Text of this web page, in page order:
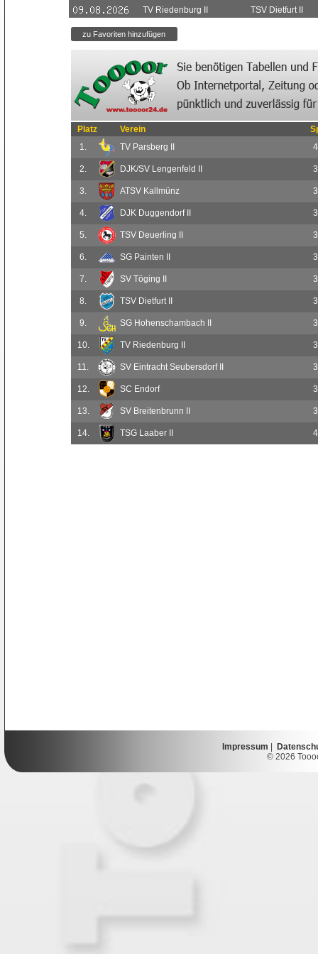
TV Riedenburg II
TSV Dietfurt II
Platz Verein
1.
TV Parsberg II 4
2. DJK/SV Lengenfeld II 3
3. ATSV Kallmünz 3
4. DJK Duggendorf II 3
5. TSV Deuerling II 3
6. SG Painten II 3
7. SV Töging II 3
8. TSV Dietfurt II 3
9. SG Hohenschambach II 3
10. TV Riedenburg II 3
11. SV Eintracht Seubersdorf II 3
12. SC Endorf 3
13. SV Breitenbrunn II 3
14. TSG Laaber II 4
Impressum
© 2026